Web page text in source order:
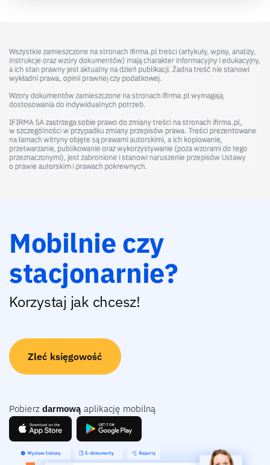
Mobilnie czy
stacjonarnie?
Korzystaj jak chcesz!
Zleć księgowość
Pobierz darmową aplikację mobilną